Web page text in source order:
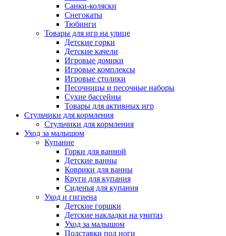
Санки-коляски
Снегокаты
Тюбинги
Товары для игр на улице
Детские горки
Детские качели
Игровые домики
Игровые комплексы
Игровые столики
Песочницы и песочные наборы
Сухие бассейны
Товары для активных игр
Стульчики для кормления
Стульчики для кормления
Уход за малышом
Купание
Горки для ванной
Детские ванны
Коврики для ванны
Круги для купания
Сиденья для купания
Уход и гигиена
Детские горшки
Детские накладки на унитаз
Уход за малышом
Подставки под ноги